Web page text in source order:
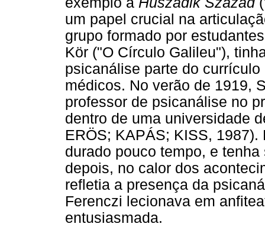
um papel crucial na
grupo formado por
Kör ("O Círculo Galileu"),
psicanálise parte do
médicos. No verão de 1919,
professor de psicanálise no
dentro de uma universidade
ERÖS; KAPÁS; KISS,
durado pouco tempo, e
depois, no calor dos
refletia a presença da
Ferenczi lecionava em
entusiasmada.